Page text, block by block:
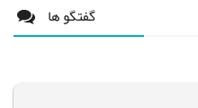
گفتگو ها